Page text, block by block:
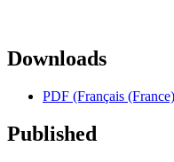
Downloads
PDF (Français
Published